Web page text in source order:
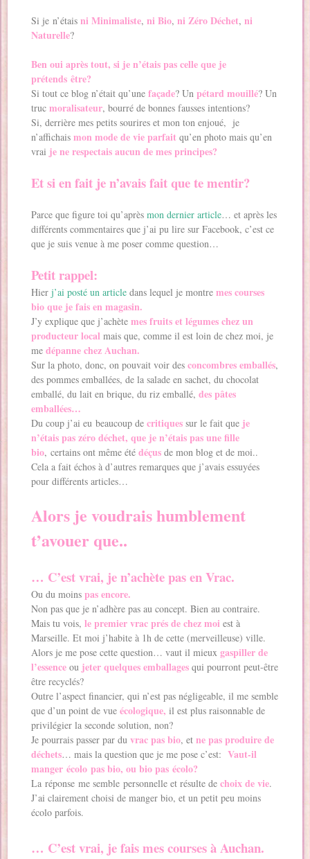
Si je n’étaisni Minimaliste,ni Bio,ni Zéro Déchet,ni
Naturelle?
Ben oui après tout, si je n’étais pas celle que je
prétends être?
Si tout ce blog n’était qu’une façade? Unpétard mouillé? Un
trucmoralisateur, bourré de bonnes fausses intentions?
Si, derrière mes petits sourires et mon ton enjoué, je
n’affichaismon mode de vie parfait qu’en photo mais qu’en
vrai je ne respectais aucun de mes principes?
Et si en fait je n’avais fait que te mentir?
Parce que figure toi qu’après mon dernier article… et après les
différents commentaires que j’ai pu lire sur Facebook, c’est ce
que je suis venue à me poser comme question…
Petit rappel:
Hier j’ai posté un article dans lequel je montremes courses
bio que je fais en magasin.
J’y explique que j’achètemes fruits et légumes chez un
producteur local mais que, comme il est loin de chez moi, je
medépanne chez Auchan.
Sur la photo, donc, on pouvait voir desconcombres emballés,
des pommes emballées, de la salade en sachet, du chocolat
emballé, du lait en brique, du riz emballé,des pâtes
emballées…
Du coup j’ai eu beaucoup decritiques sur le fait que je
n’étais pas zéro déchet, que je n’étais pas une fille
bio, certains ont même étédéçus de mon blog et de moi..
Cela a fait échos à d’autres remarques que j’avais essuyées
pour différents articles…
Alors je voudrais humblement
t’avouer que..
… C’est vrai, je n’achète pas en Vrac.
Ou du moinspas encore.
Non pas que je n’adhère pas au concept. Bien au contraire.
Mais tu vois,le premier vrac prés de chez moi est à
Marseille. Et moi j’habite à 1h de cette (merveilleuse) ville.
Alors je me pose cette question… vaut il mieuxgaspiller de
l’essence ou jeter quelques emballages qui pourront peut-être
être recyclés?
Outre l’aspect financier, qui n’est pas négligeable, il me semble
que d’un point de vueécologique, il est plus raisonnable de
privilégier la seconde solution, non?
Je pourrais passer par duvrac pas bio, etne pas produire de
déchets… mais la question que je me pose c’est:Vaut-il
manger écolo pas bio, ou bio pas écolo?
La réponse me semble personnelle et résulte dechoix de vie.
J’ai clairement choisi de manger bio, et un petit peu moins
écolo parfois.
… C’est vrai, je fais mes courses à Auchan.